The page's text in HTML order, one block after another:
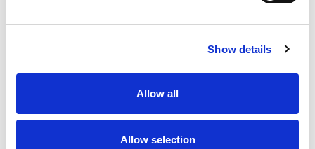
Show details
Allow all
Allow selection